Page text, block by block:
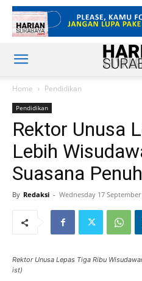
Home Pendidikan
Pendidikan
Rektor Unusa
Lebih
Suasana
By Redaksi - Wednesday 17
Rektor Unusa Lepas Tiga Ribu
ist)